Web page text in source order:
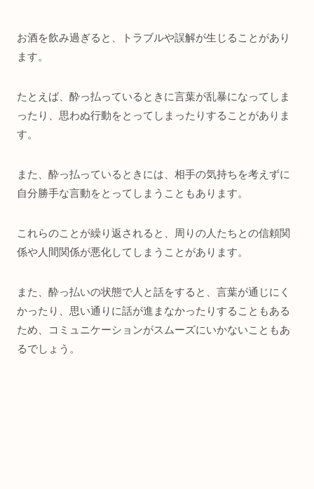
お酒を飲み過ぎると、トラブルや誤解が生じることがあり
ます。
たとえば、酔っ払っているときに言葉が乱暴になってしま
ったり、思わぬ行動をとってしまったりすることがありま
す。
また、酔っ払っているときには、相手の気持ちを考えずに
自分勝手な言動をとってしまうこともあります。
これらのことが繰り返されると、周りの人たちとの信頼関
係や人間関係が悪化してしまうことがあります。
また、酔っ払いの状態で人と話をすると、言葉が通じにく
かったり、思い通りに話が進まなかったりすることもある
ため、コミュニケーションがスムーズにいかないこともあ
るでしょう。